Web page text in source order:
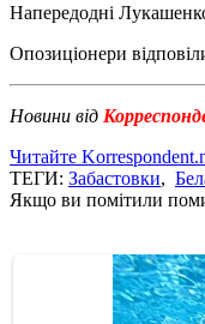
Напередодні
Опозиціонери
Новини від
Читайте
ТЕГИ: Забастовки,
Якщо ви помітили